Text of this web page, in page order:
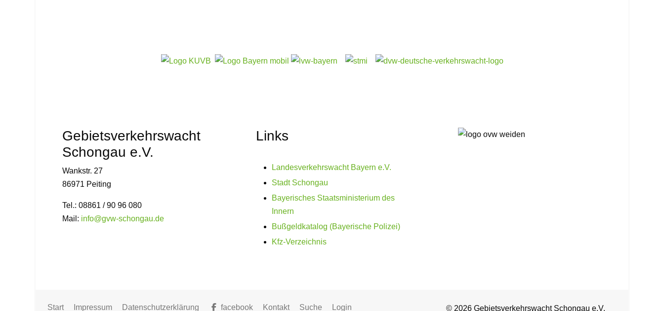
Gebietsverkehrswacht
Schongau e.V.
Wankstr. 27
86971 Peiting
Tel.: 08861 / 90 96 080
Mail: info@gvw-schongau.de
Links
Landesverkehrswacht Bayern e.V.
Stadt Schongau
Bayerisches Staatsministerium des
Innern
Bußgeldkatalog (Bayerische Polizei)
Kfz-Verzeichnis
Start Impressum Datenschutzerklärung facebook Kontakt Suche Login © 2026 Gebietsverkehrswacht Schongau e.V.